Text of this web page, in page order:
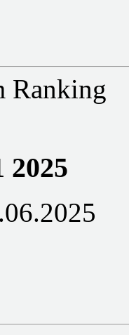
Ranking
2025